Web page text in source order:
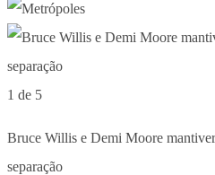
1 de 5
Bruce Willis e Demi Moore
separação